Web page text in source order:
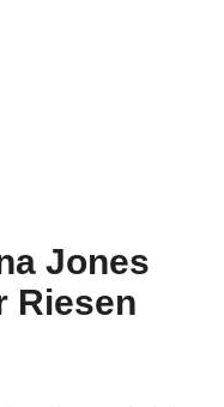
Jones
Riesen